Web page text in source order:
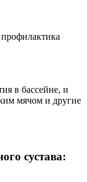
в бассейне, и
мячом и другие
сустава: